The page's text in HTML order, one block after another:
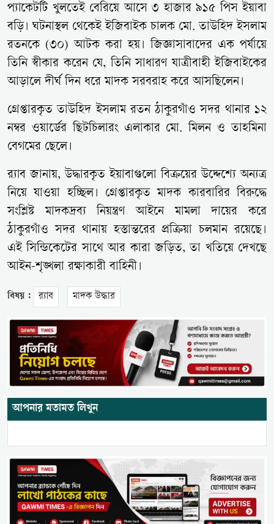
প্যাকেটটি খুলতেই বেরিয়ে আসে ৩ হাজার ৯১৫ পিস ইয়াবা
বড়ি। ঘটনাস্থল থেকেই ইজিবাইক চালক মো. তাউহিদ ইসলাম
রতনকে (৩০) আটক করা হয়। জিজ্ঞাসাবাদের এক পর্যায়ে
তিনি স্বীকার করেন যে, তিনি সাধারণ যাত্রীবাহী ইজিবাইকের
আড়ালে দীর্ঘ দিন ধরে মাদক সরবরাহ করে আসছিলেন।
গ্রেপ্তারকৃত তাউহিদ ইসলাম রতন ঠাকুরগাঁও সদর থানার ১২
নম্বর ওয়ার্ডের ছিটচিলারং এলাকার মো. মিলন ও তাহমিনা
বেগমের ছেলে।
র‍্যাব জানায়, উদ্ধারকৃত ইয়াবাগুলো বিক্রয়ের উদ্দেশ্যে অন্যত্র
নিয়ে যাওয়া হচ্ছিল। গ্রেপ্তারকৃত মাদক কারবারির বিরুদ্ধে
সংশ্লিষ্ট মাদকদ্রব্য নিয়ন্ত্রণ আইনে মামলা দায়ের করে
ঠাকুরগাঁও সদর থানায় হস্তান্তরের প্রক্রিয়া চলমান রয়েছে।
এই সিন্ডিকেটের সাথে আর কারা জড়িত, তা খতিয়ে দেখছে
আইন-শৃঙ্খলা রক্ষাকারী বাহিনী।
বিষয় : র‍্যাব মাদক উদ্ধার
আপনার মতামত লিখুন